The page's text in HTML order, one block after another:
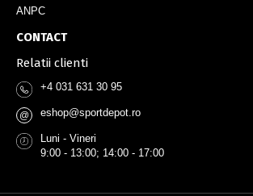
ANPC
CONTACT
Relatii clienti
+4 031 631 30 95
@ eshop@sportdepot.ro
Luni - Vineri
9:00 - 13:00; 14:00 - 17:00